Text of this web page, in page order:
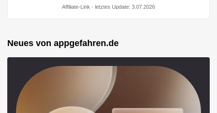
Affiliate-Link - letztes Update: 3.07.2026
Neues von appgefahren.de